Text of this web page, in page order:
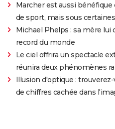
Marcher est aussi bénéfique
de sport, mais sous
Michael Phelps : sa mère lui
record du monde
Le ciel offrira un spectacle
réunira deux phénomènes
Illusion d'optique :
de chiffres cachée dans